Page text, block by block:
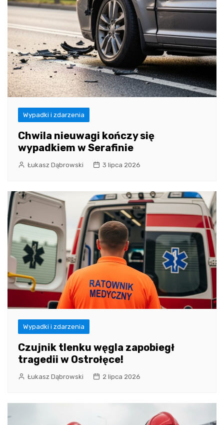
Wypadki i zdarzenia
Chwila nieuwagi kończy się
wypadkiem w Serafinie
Łukasz Dąbrowski 3 lipca 2026
Wypadki i zdarzenia
Czujnik tlenku węgla zapobiegł
tragedii w Ostrołęce!
Łukasz Dąbrowski 2 lipca 2026